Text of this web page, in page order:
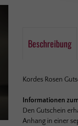
Beschreibung
Kordes Rosen
Informationen
Den Gutschein
Anhang in einer